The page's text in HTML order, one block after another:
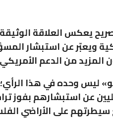
يعكس العلاقة الوثيقة
ويعبّر عن استبشار
المزيد من الدعم
ليس وحده في هذا
عن استبشارهم بفوز
على الأراضي